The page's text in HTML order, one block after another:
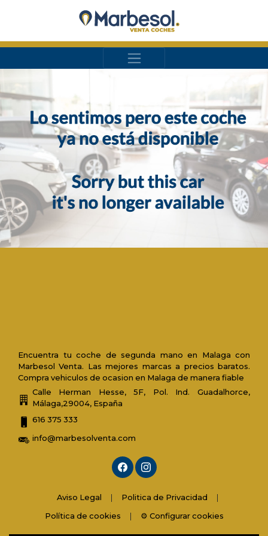
Encuentra tu coche de segunda mano en Malaga con
Marbesol Venta. Las mejores marcas a precios baratos.
Compra vehiculos de ocasion en Malaga de manera fiable
Calle Herman Hesse, 5F, Pol. Ind. Guadalhorce,
Málaga,29004, España
616 375 333
info@marbesolventa.com
Aviso Legal | Politica de Privacidad
|
Política de cookies
| ⚙️ Configurar cookies